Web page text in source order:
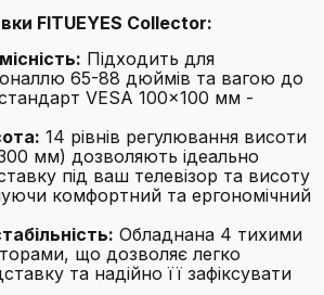
FITUEYES Collector:
Підходить для
65-88 дюймів та вагою до
VESA 100x100 мм -
14 рівнів регулювання висоти
мм) дозволяють ідеально
під ваш телевізор та висоту
комфортний та ергономічний
Обладнана 4 тихими
що дозволяє легко
та надійно її зафіксувати